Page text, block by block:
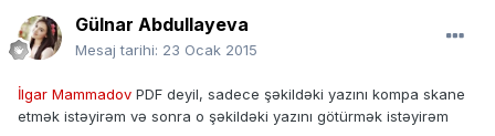
Gülnar Abdullayeva
Mesaj tarihi: 23 Ocak 2015
İlgar Mammadov PDF deyil, sadece şəkildəki yazını kompa skane
etmək istəyirəm və sonra o şəkildəki yazını götürmək istəyirəm